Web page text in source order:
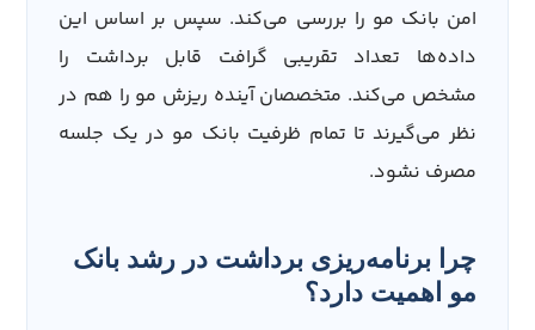
امن بانک مو را بررسی می‌کند. سپس بر اساس این
داده‌ها تعداد تقریبی گرافت قابل برداشت را
مشخص می‌کند. متخصصان آینده ریزش مو را هم در
نظر می‌گیرند تا تمام ظرفیت بانک مو در یک جلسه
مصرف نشود.
چرا برنامه‌ریزی برداشت در رشد بانک
مو اهمیت دارد؟